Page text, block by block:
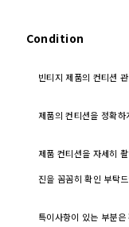
Condition
빈티지 제품의 컨티션
제품의 컨티션을 정확
제품 컨티션을 자세히
진을 꼼꼼히 확인 부탁
특이사항이 있는 부분